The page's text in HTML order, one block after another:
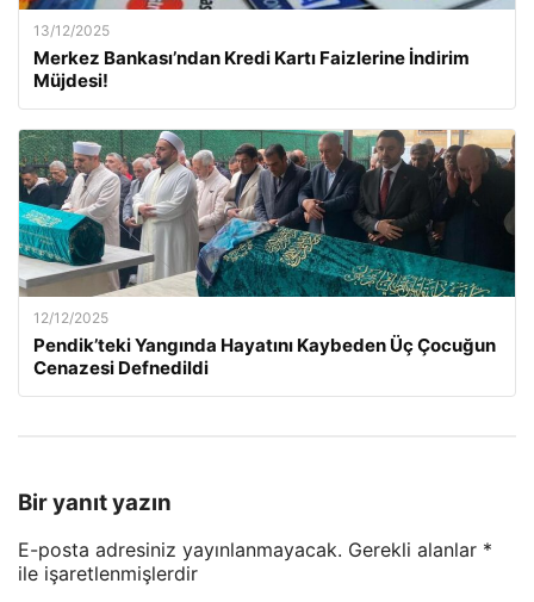
13/12/2025
Merkez Bankası’ndan Kredi Kartı Faizlerine İndirim
Müjdesi!
12/12/2025
Pendik’teki Yangında Hayatını Kaybeden Üç Çocuğun
Cenazesi Defnedildi
Bir yanıt yazın
E-posta adresiniz yayınlanmayacak. Gerekli alanlar *
ile işaretlenmişlerdir